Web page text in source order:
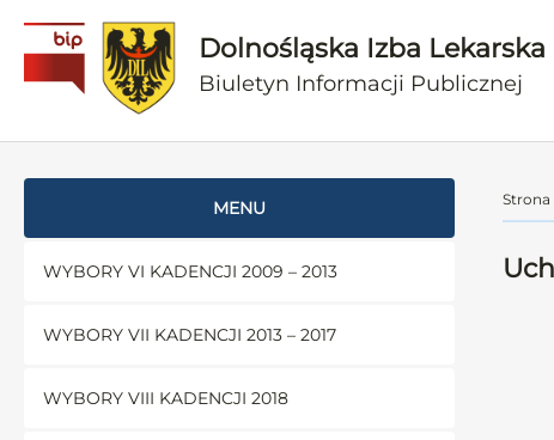
Dolnośląska Izba Lekarska
Biuletyn Informacji Publicznej
MENU
WYBORY VI KADENCJI 2009 – 2013
WYBORY VII KADENCJI 2013 – 2017
WYBORY VIII KADENCJI 2018
Strona